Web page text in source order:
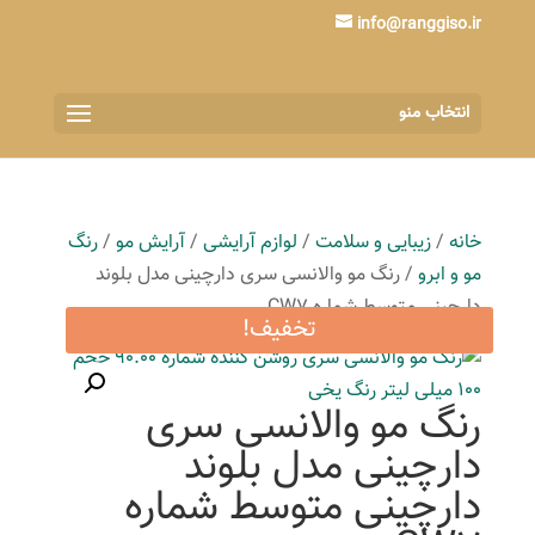
info@ranggiso.ir
انتخاب منو
خانه/زیبایی و سلامت/ لوازم آرایشی/آرایش مو/رنگ
مو و ابرو/ رنگ مو والانسی سری دارچینی مدل بلوند
دارچینی متوسط شماره CW7
تخفیف!
رنگ مو والانسی سری
دارچینی مدل بلوند
دارچینی متوسط شماره